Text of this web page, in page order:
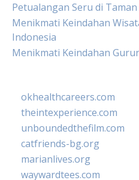
Petualangan Seru di
Menikmati Keindahan
Indonesia
Menikmati Keindahan
okhealthcareers.com
theintexperience.com
unboundedthefilm.com
catfriends-bg.org
marianlives.org
waywardtees.com